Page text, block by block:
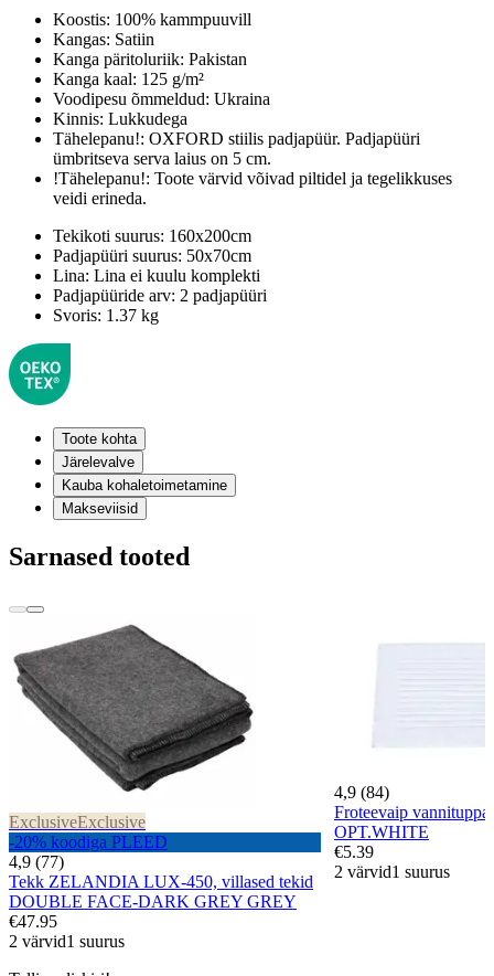
Koostis: 100% kammpuuvill
Kangas: Satiin
Kanga päritoluriik: Pakistan
Kanga kaal: 125 g/m²
Voodipesu õmmeldud: Ukraina
Kinnis: Lukkudega
Tähelepanu!: OXFORD stiilis padjapüür. Padjapüüri
ümbritseva serva laius on 5 cm.
!Tähelepanu!: Toote värvid võivad piltidel ja tegelikkuses
veidi erineda.
Tekikoti suurus: 160x200cm
Padjapüüri suurus: 50x70cm
Lina: Lina ei kuulu komplekti
Padjapüüride arv: 2 padjapüüri
Svoris: 1.37 kg
Toote kohta
Järelevalve
Kauba kohaletoimetamine
Makseviisid
Sarnased tooted
ExclusiveExclusive
-20% koodiga PLEED
4,9 (77)
Tekk ZELANDIA LUX-450, villased tekid
DOUBLE FACE-DARK GREY GREY
€47.95
2 värvid1 suurus
4,9 (84)
Froteevaip
OPT.WHITE
€5.39
2 värvid1 suurus